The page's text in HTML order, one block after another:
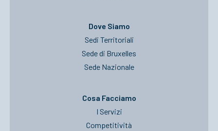
Dove Siamo
Sedi Territoriali
Sede di Bruxelles
Sede Nazionale
Cosa Facciamo
I Servizi
Competitività